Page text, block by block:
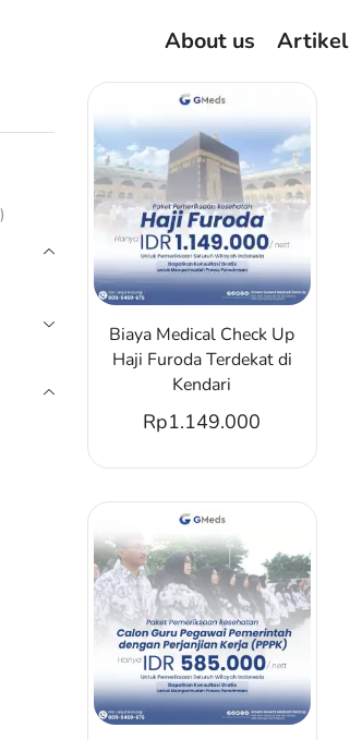
About us Artikel
Biaya Medical Check Up
Haji Furoda Terdekat di
Kendari
Rp1.149.000